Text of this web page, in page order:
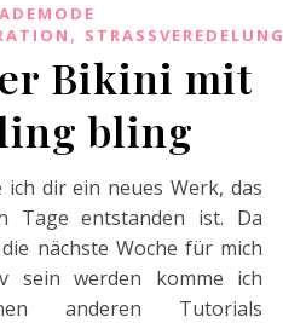
, STRASSVEREDELUNG
Bikini mit
bling
ich dir ein neues Werk, das
Tage entstanden ist. Da
nächste Woche für mich
sein werden komme ich
anderen Tutorials